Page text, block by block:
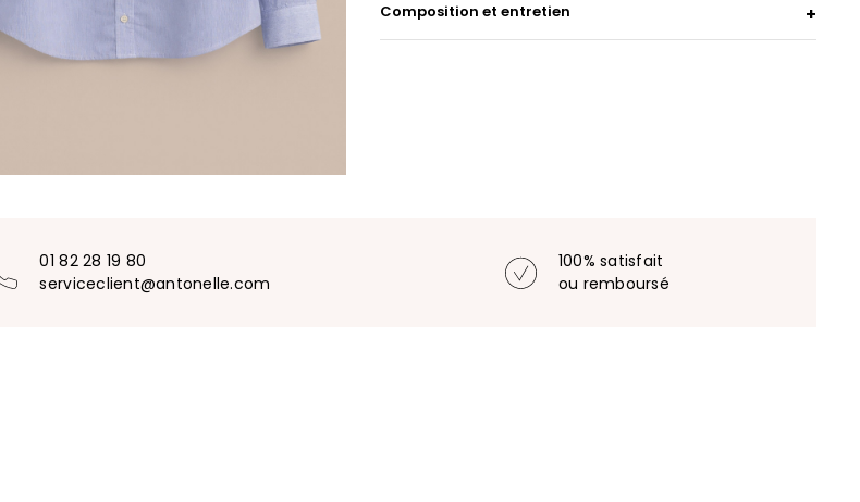
Composition et entretien
01 82 28 19 80
serviceclient@antonelle.com
100% satisfait
ou remboursé